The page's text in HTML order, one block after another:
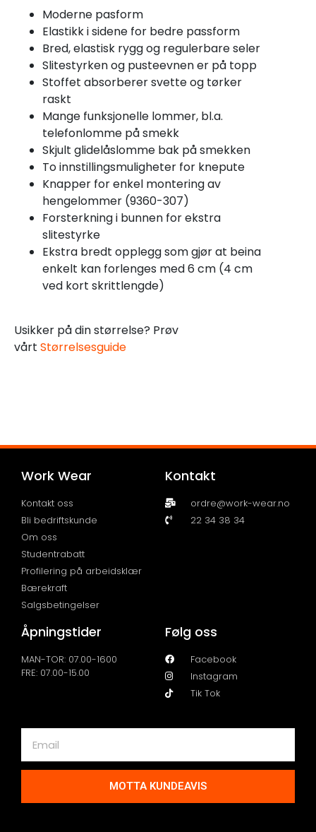
Moderne pasform
Elastikk i sidene for bedre passform
Bred, elastisk rygg og regulerbare seler
Slitestyrken og pusteevnen er på topp
Stoffet absorberer svette og tørker
raskt
Mange funksjonelle lommer, bl.a.
telefonlomme på smekk
Skjult glidelåslomme bak på smekken
To innstillingsmuligheter for knepute
Knapper for enkel montering av
hengelommer (9360-307)
Forsterkning i bunnen for ekstra
slitestyrke
Ekstra bredt opplegg som gjør at beina
enkelt kan forlenges med 6 cm (4 cm
ved kort skrittlengde)
Usikker på din størrelse? Prøv
vårt Størrelsesguide
Work Wear
Kontakt oss
Bli bedriftskunde
Om oss
Studentrabatt
Profilering på arbeidsklær
Bærekraft
Salgsbetingelser
Kontakt
ordre@work-wear.no
22 34 38 34
Åpningstider
MAN-TOR: 07.00-1600
FRE: 07.00-15.00
Følg oss
Facebook
Instagram
Tik Tok
MOTTA KUNDEAVIS